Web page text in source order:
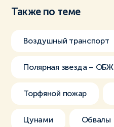
Также по теме
Воздушный транспорт
Полярная звезда – ОБЖ
Торфяной пожар
Цунами Обвалы